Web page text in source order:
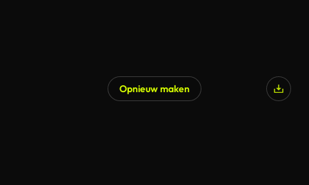
Opnieuw maken